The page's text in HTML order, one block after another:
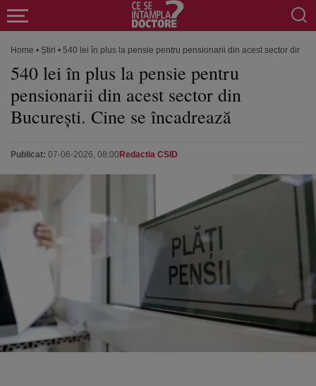
Home • Știri • 540 lei în plus la pensie pentru pensionarii din acest sector din
540 lei în plus la pensie pentru
pensionarii din acest sector din
București. Cine se încadrează
Publicat: 07-06-2026, 08:00 Redactia CSID